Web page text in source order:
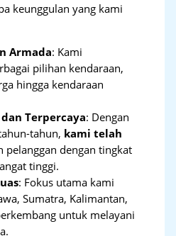
keunggulan yang kami
Armada: Kami
pilihan kendaraan,
hingga kendaraan
Terpercaya: Dengan
tahun, kami telah
pelanggan dengan tingkat
tinggi.
: Fokus utama kami
Sumatra, Kalimantan,
untuk melayani